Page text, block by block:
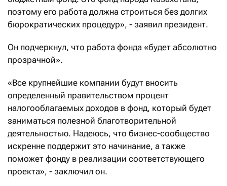
поэтому его работа должна строиться без долгих
бюрократических процедур», - заявил президент.
Он подчеркнул, что работа фонда «будет абсолютно
прозрачной».
«Все крупнейшие компании будут вносить
определенный правительством процент
налогооблагаемых доходов в фонд, который будет
заниматься полезной благотворительной
деятельностью. Надеюсь, что бизнес-сообщество
искренне поддержит это начинание, а также
поможет фонду в реализации соответствующего
проекта», - заключил он.